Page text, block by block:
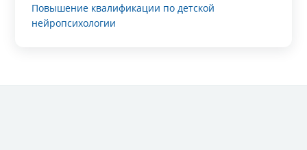
Повышение квалификации по детской
нейропсихологии